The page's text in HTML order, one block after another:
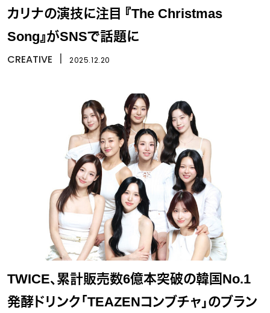
カリナの演技に注目 『The Christmas
Song』がSNSで話題に
CREATIVE 2025.12.20
TWICE、累計販売数6億本突破の韓国No.1
発酵ドリンク「TEAZENコンブチャ」のブラン